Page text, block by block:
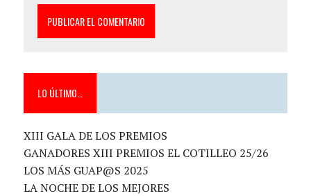
LO ÚLTIMO…
XIII GALA DE LOS PREMIOS
GANADORES XIII PREMIOS EL COTILLEO 25/26
LOS MÁS GUAP@S 2025
LA NOCHE DE LOS MEJORES